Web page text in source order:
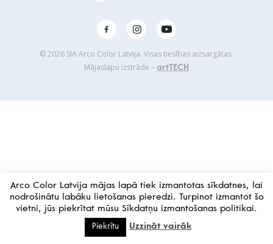
© 2026 SIA Arco Color Latvija. Visas tiesības aizsargātas.
Mājaslapu izstrāde – artTECH
Arco Color Latvija mājas lapā tiek izmantotas sīkdatnes, lai
nodrošinātu labāku lietošanas pieredzi. Turpinot izmantot šo
vietni, jūs piekrītat mūsu Sīkdatņu izmantošanas politikai.
Piekrītu Uzzināt vairāk